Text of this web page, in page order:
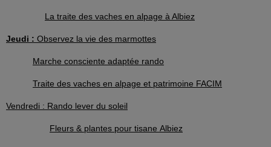
La traite des vaches en alpage à Albiez
Jeudi : Observez la vie des marmottes
Marche consciente adaptée rando
Traite des vaches en alpage et patrimoine FACIM
Vendredi : Rando lever du soleil
Fleurs & plantes pour tisane Albiez